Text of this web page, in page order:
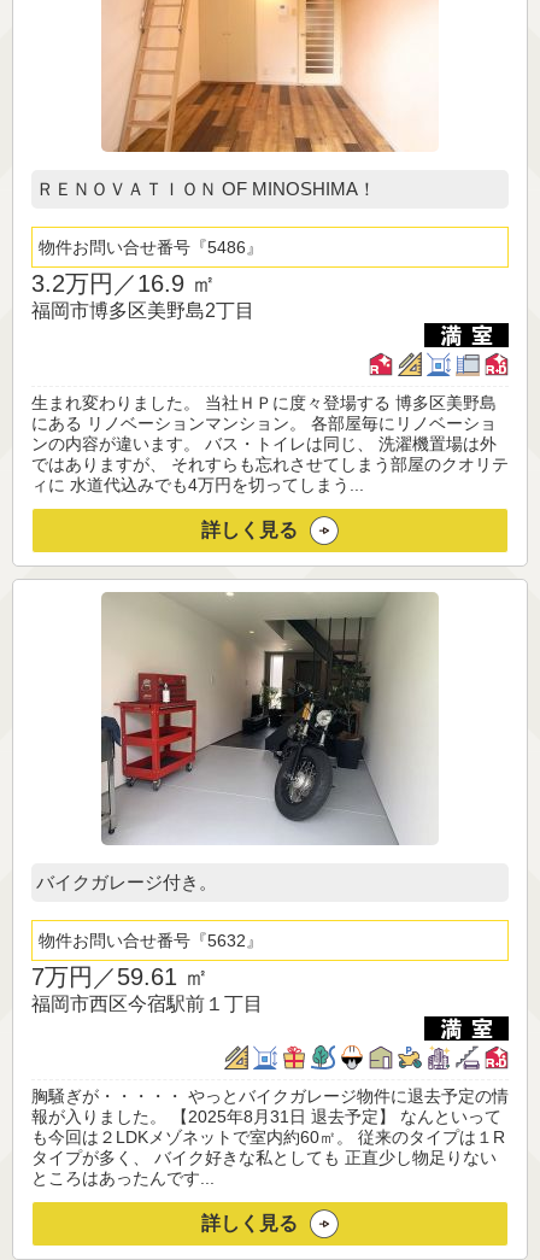
ＲＥＮＯＶＡＴＩＯＮ OF MINOSHIMA！
物件お問い合せ番号 5486
3.2万円／16.9 ㎡
福岡市博多区美野島2丁目
生まれ変わりました。 当社ＨＰに度々登場する 博多区美野島
にある リノベーションマンション。 各部屋毎にリノベーショ
ンの内容が違います。 バス・トイレは同じ、 洗濯機置場は外
ではありますが、 それすらも忘れさせてしまう部屋のクオリテ
ィに 水道代込みでも4万円を切ってしまう...
詳しく見る
バイクガレージ付き。
物件お問い合せ番号 5632
7万円／59.61 ㎡
福岡市西区今宿駅前１丁目
胸騒ぎが・・・・・ やっとバイクガレージ物件に退去予定の情
報が入りました。 【2025年8月31日 退去予定】 なんといって
も今回は２LDKメゾネットで室内約60㎡。 従来のタイプは１R
タイプが多く、 バイク好きな私としても 正直少し物足りない
ところはあったんです...
詳しく見る